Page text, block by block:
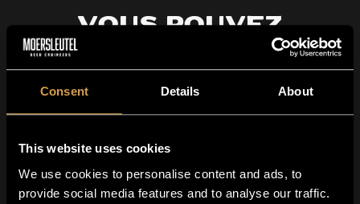
Consent Details About
This website uses cookies
We use cookies to personalise content and ads, to
provide social media features and to analyse our traffic.
Vous pouvez
également apprécier
les éléments
suivants